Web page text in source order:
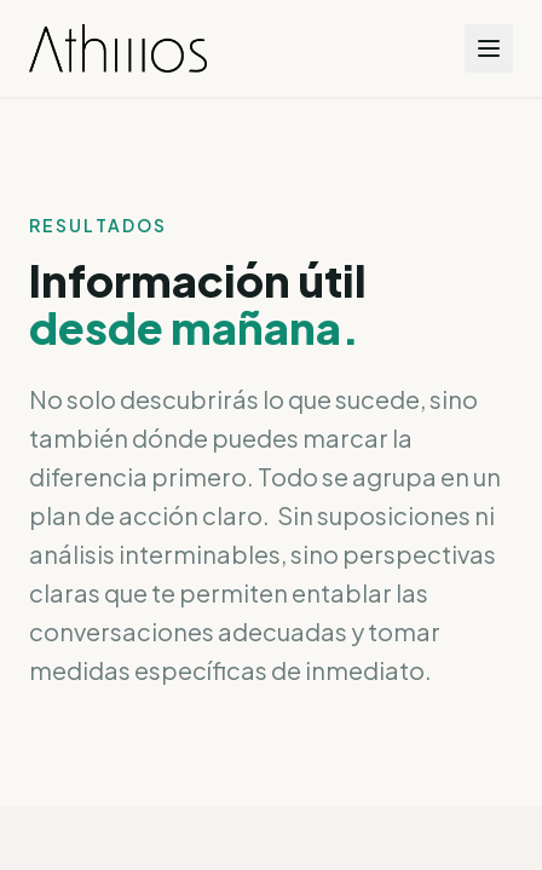
RESULTADOS
Información útil
desde mañana.
No solo descubrirás lo que sucede, sino
también dónde puedes marcar la
diferencia primero. Todo se agrupa en un
plan de acción claro. Sin suposiciones ni
análisis interminables, sino perspectivas
claras que te permiten entablar las
conversaciones adecuadas y tomar
medidas específicas de inmediato.